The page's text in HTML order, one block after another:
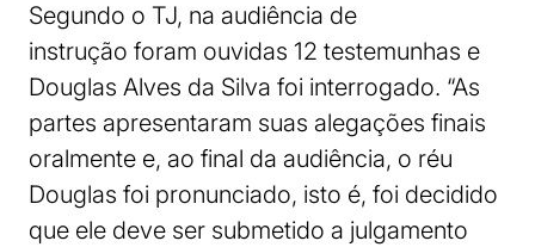
Segundo o TJ, na audiência de
instrução foram ouvidas 12 testemunhas e
Douglas Alves da Silva foi interrogado. “As
partes apresentaram suas alegações finais
oralmente e, ao final da audiência, o réu
Douglas foi pronunciado, isto é, foi decidido
que ele deve ser submetido a julgamento